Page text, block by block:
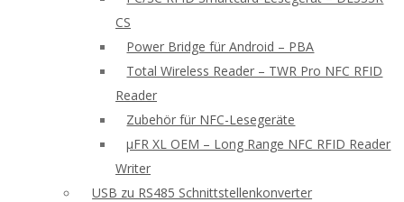
CS
Power Bridge für Android – PBA
Total Wireless Reader – TWR Pro NFC RFID
Reader
Zubehör für NFC-Lesegeräte
μFR XL OEM – Long Range NFC RFID Reader
Writer
USB zu RS485 Schnittstellenkonverter